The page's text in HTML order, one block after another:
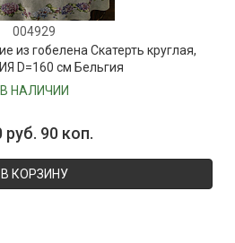
004929
из гобелена Скатерть круглая,
D=160 см Бельгия
В НАЛИЧИИ
руб. 90 коп.
В КОРЗИНУ